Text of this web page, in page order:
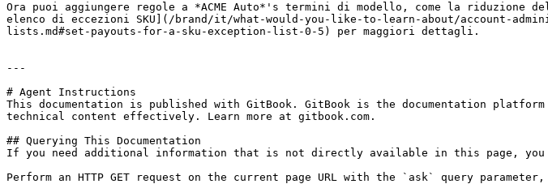
Ora puoi aggiungere regole a *ACME Auto*'s termini di modello, come la riduzione
elenco di eccezioni SKU](/brand/it/what-would-you-like-to-learn-about/account-
lists.md#set-payouts-for-a-sku-exception-list-0-5) per maggiori dettagli.
---
# Agent Instructions
This documentation is published with GitBook. GitBook is the documentation
technical content effectively. Learn more at gitbook.com.
## Querying This Documentation
If you need additional information that is not directly available in this page, you
Perform an HTTP GET request on the current page URL with the `ask` query